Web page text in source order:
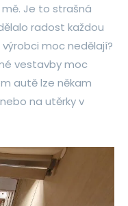
Je to strašná
radost každou
moc nedělají?
vestavby moc
autě lze někam
na utěrky v